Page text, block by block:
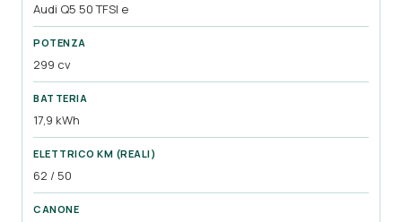
Audi Q5 50 TFSI e
299 cv
17,9 kWh
62 / 50